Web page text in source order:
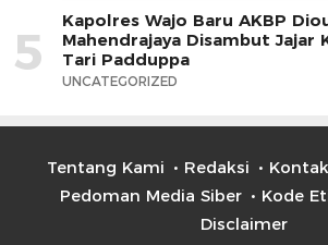
5
Kapolres Wajo Baru AKBP
Mahendrajaya Disambut Jajar
Tari Padduppa
UNCATEGORIZED
Tentang Kami Redaksi Kontak
Pedoman Media Siber
Kode
Disclaimer